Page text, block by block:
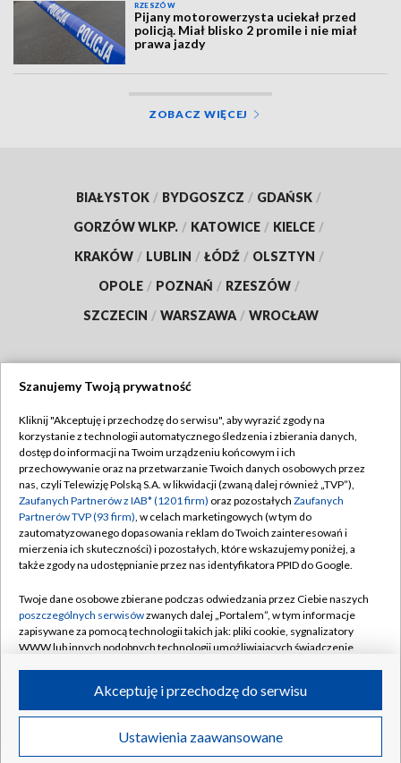
RZESZÓW
Pijany motorowerzysta uciekał przed
policją. Miał blisko 2 promile i nie miał
prawa jazdy
ZOBACZ WIĘCEJ
BIAŁYSTOK / BYDGOSZCZ / GDAŃSK /
GORZÓW WLKP. / KATOWICE / KIELCE /
KRAKÓW / LUBLIN / ŁÓDŹ / OLSZTYN /
OPOLE / POZNAŃ / RZESZÓW /
SZCZECIN / WARSZAWA / WROCŁAW
TVP
Abonament TVP
Emisja w TVP
Centrum informacji TVP
Naziemna Telewizja Cyfrowa
Rada Programowa
System NOS
Informacje o nadawcy
Program dla prasy
Ogłoszenie przetargowe
Regulamin TVP
Polityka prywatności
Moje zgody
Pomoc
Kontakt
Kanały
©2026 Telewizja Polska S.A. w likwidacji
Szanujemy Twoją prywatność
Kliknij "Akceptuję i przechodzę do serwisu", aby wyrazić zgody na
korzystanie z technologii automatycznego śledzenia i zbierania danych,
dostęp do informacji na Twoim urządzeniu końcowym i ich
przechowywanie oraz na przetwarzanie Twoich danych osobowych przez
nas, czyli Telewizję Polską S.A. w likwidacji (zwaną dalej również „TVP”),
Zaufanych Partnerów z IAB* (1201 firm) oraz pozostałych Zaufanych
Partnerów TVP (93 firm), w celach marketingowych (w tym do
zautomatyzowanego dopasowania reklam do Twoich zainteresowań i
mierzenia ich skuteczności) i pozostałych, które wskazujemy poniżej, a
także zgody na udostępnianie przez nas identyfikatora PPID do Google.
Twoje dane osobowe zbierane podczas odwiedzania przez Ciebie naszych
poszczególnych serwisówzwanych dalej „Portalem”, w tym informacje
zapisywane za pomocą technologii takich jak: pliki cookie, sygnalizatory
WWW lub innych podobnych technologii umożliwiających świadczenie
ruchu w Internecie.
Twoje dane osobowe zbierane podczas odwiedzania przez Ciebie
poszczególnych serwisówna Portalu, takie jak adresy IP, identyfikatory
Ustawienia zaawansowane
Akceptuję i przechodzę do serwisu